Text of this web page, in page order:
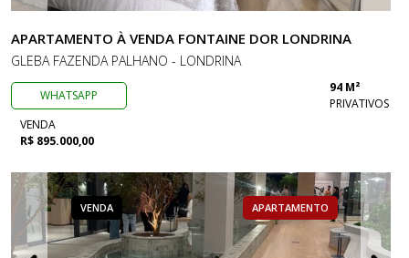
APARTAMENTO À VENDA FONTAINE DOR LONDRINA
GLEBA FAZENDA PALHANO - LONDRINA
WHATSAPP
94 M²
PRIVATIVOS
VENDA
R$ 895.000,00
VENDA APARTAMENTO